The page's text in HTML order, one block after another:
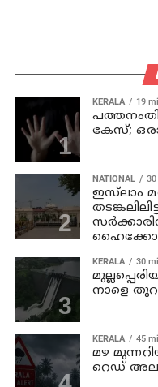
KERALA 19
കേസ്;
NATIONAL
ഇസ്‍ലാം
KERALA 30
നാളെ
KERALA 45
മഴ
റെഡ്